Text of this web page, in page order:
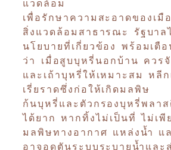
เพื่อรักษาความสะอาดของเ
สิ่งแวดล้อมสาธารณะ รัฐบาล
นโยบายที่เกี่ยวข้อง พร้อมเตื
ว่า เมื่อสูบบุหรี่นอกบ้าน ควร
และเถ้าบุหรี่ให้เหมาะสม หลีก
เรี่ยราดซึ่งก่อให้เกิดมลพิษ
ก้นบุหรี่และตัวกรองบุหรี่พลา
ได้ยาก หากทิ้งไม่เป็นที่ ไม่เพี
มลพิษทางอากาศ แหล่งน้ำ แ
อาจอุดตันระบบระบายน้ำและ